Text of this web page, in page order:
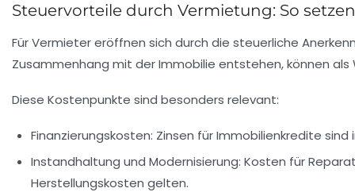
Steuervorteile durch Vermietung: So
Für Vermieter eröffnen sich durch die steuerliche
Zusammenhang mit der Immobilie entstehen, können
Diese Kostenpunkte sind besonders relevant:
Finanzierungskosten: Zinsen für Immobilienkredite
Instandhaltung und Modernisierung: Kosten für
Herstellungskosten gelten.